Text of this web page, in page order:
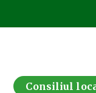
Consiliul